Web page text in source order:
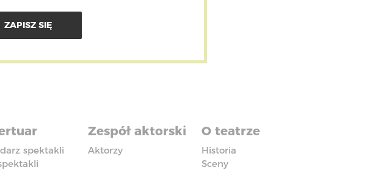
spektakli
Zespół aktorski
Aktorzy
O teatrze
Historia
Sceny